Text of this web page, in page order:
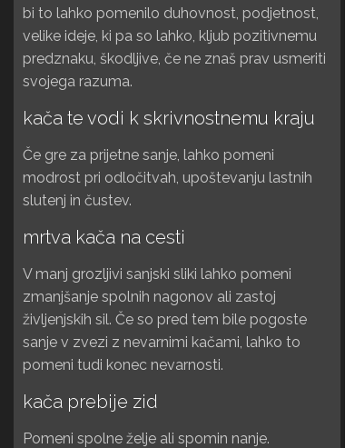
bi to lahko pomenilo duhovnost, podjetnost,
velike ideje, ki pa so lahko, kljub pozitivnemu
predznaku, škodljive, če ne znaš prav usmeriti
svojega razuma.
kača te vodi k skrivnostnemu kraju
Če gre za prijetne sanje, lahko pomeni
modrost pri odločitvah, upoštevanju lastnih
slutenj in čustev.
mrtva kača na cesti
V manj grozljivi sanjski sliki lahko pomeni
zmanjšanje spolnih nagonov ali zastoj
življenjskih sil. Če so pred tem bile pogoste
sanje v zvezi z nevarnimi kačami, lahko to
pomeni tudi konec nevarnosti.
kača prebije zid
Pomeni spolne želje ali spomin nanje.